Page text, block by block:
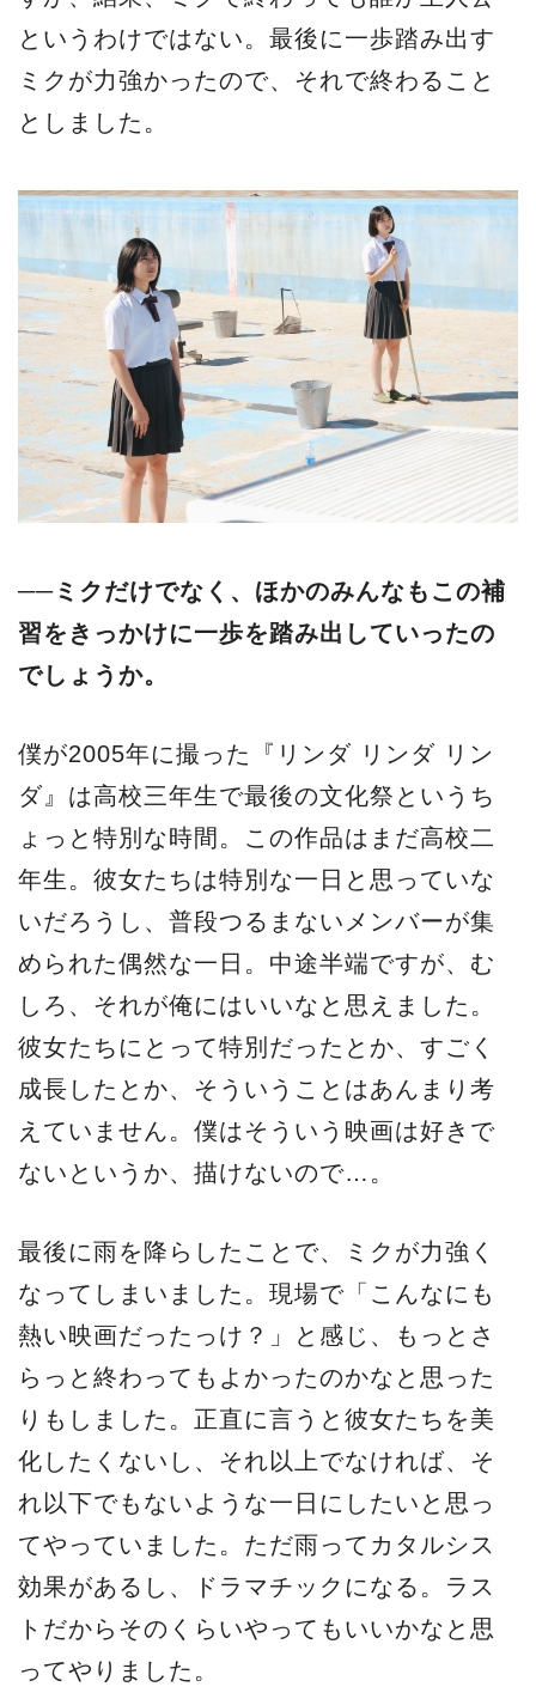
というわけではない。最後に一歩踏み出す
ミクが力強かったので、それで終わること
としました。
──ミクだけでなく、ほかのみんなもこの補
習をきっかけに一歩を踏み出していったの
でしょうか。
僕が2005年に撮った『リンダ リンダ リン
ダ』は高校三年生で最後の文化祭というち
ょっと特別な時間。この作品はまだ高校二
年生。彼女たちは特別な一日と思っていな
いだろうし、普段つるまないメンバーが集
められた偶然な一日。中途半端ですが、む
しろ、それが俺にはいいなと思えました。
彼女たちにとって特別だったとか、すごく
成長したとか、そういうことはあんまり考
えていません。僕はそういう映画は好きで
ないというか、描けないので…。
最後に雨を降らしたことで、ミクが力強く
なってしまいました。現場で「こんなにも
熱い映画だったっけ？」と感じ、もっとさ
らっと終わってもよかったのかなと思った
りもしました。正直に言うと彼女たちを美
化したくないし、それ以上でなければ、そ
れ以下でもないような一日にしたいと思っ
てやっていました。ただ雨ってカタルシス
効果があるし、ドラマチックになる。ラス
トだからそのくらいやってもいいかなと思
ってやりました。